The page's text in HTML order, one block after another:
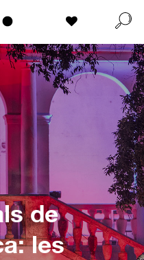
La meva llista
de
les